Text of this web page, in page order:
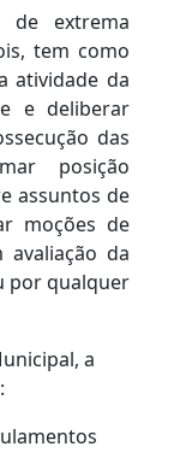
de extrema
tem como
atividade da
e deliberar
das
posição
assuntos de
moções de
avaliação da
por qualquer
a